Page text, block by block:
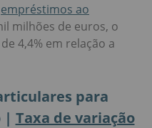
empréstimos ao
milhões de euros, o
de 4,4% em relação a
para
| Taxa de variação